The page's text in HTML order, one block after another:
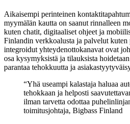
Aikaisempi perinteinen
myymälän kautta on saanut rinnalleen
kuten chatit, digitaaliset ohjeet ja
Finlandin verkkoalusta ja palvelut kuten
integroidut yhteydenottokanavat ovat
osa kysymyksistä ja tilauksista
parantaa tehokkuutta ja
“Yhä useampi kalastaja haluaa
tehokkaan ja helposti
ilman tarvetta odottaa
toimitusjohtaja, Bigbass Finland